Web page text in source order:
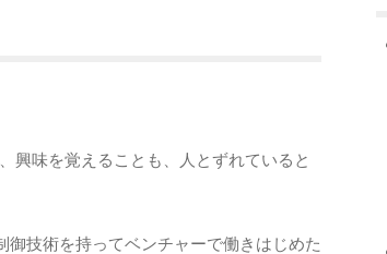
興味を覚えることも、人とずれていると
技術を持ってベンチャーで働きはじめた